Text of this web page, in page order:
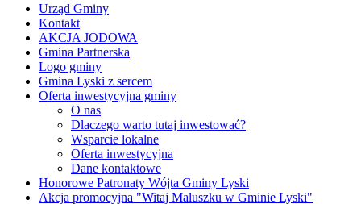
Urząd Gminy
Kontakt
AKCJA JODOWA
Gmina Partnerska
Logo gminy
Gmina Lyski z sercem
Oferta inwestycyjna gminy
O nas
Dlaczego warto tutaj inwestować?
Wsparcie lokalne
Oferta inwestycyjna
Dane kontaktowe
Honorowe Patronaty Wójta Gminy Lyski
Akcja promocyjna "Witaj Maluszku w Gminie Lyski"